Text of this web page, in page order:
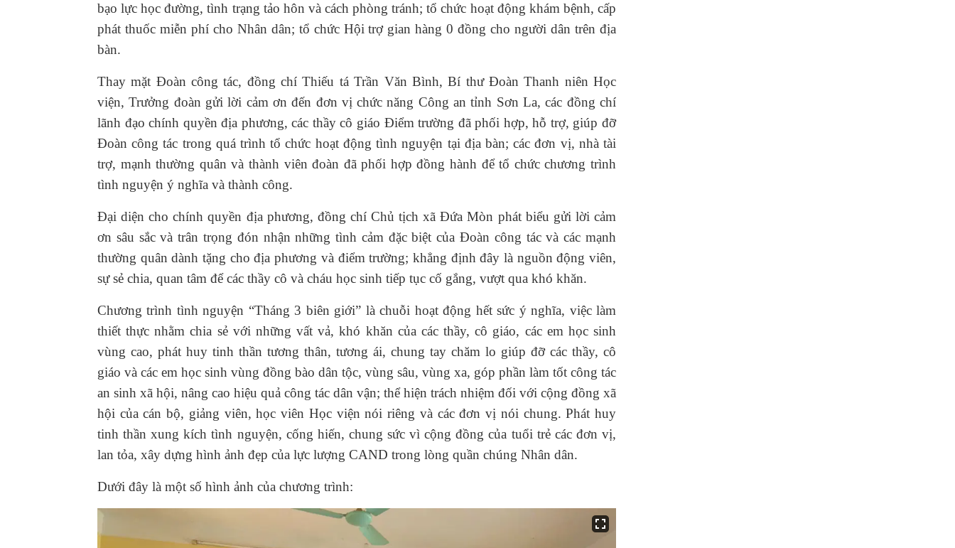
bạo lực học đường, tình trạng tảo hôn và cách phòng tránh; tổ chức hoạt động khám bệnh, cấp
phát thuốc miễn phí cho Nhân dân; tổ chức Hội trợ gian hàng 0 đồng cho người dân trên địa
bàn.
Thay mặt Đoàn công tác, đồng chí Thiếu tá Trần Văn Bình, Bí thư Đoàn Thanh niên Học
viện, Trưởng đoàn gửi lời cảm ơn đến đơn vị chức năng Công an tỉnh Sơn La, các đồng chí
lãnh đạo chính quyền địa phương, các thầy cô giáo Điểm trường đã phối hợp, hỗ trợ, giúp đỡ
Đoàn công tác trong quá trình tổ chức hoạt động tình nguyện tại địa bàn; các đơn vị, nhà tài
trợ, mạnh thường quân và thành viên đoàn đã phối hợp đồng hành để tổ chức chương trình
tình nguyện ý nghĩa và thành công.
Đại diện cho chính quyền địa phương, đồng chí Chủ tịch xã Đứa Mòn phát biểu gửi lời cảm
ơn sâu sắc và trân trọng đón nhận những tình cảm đặc biệt của Đoàn công tác và các mạnh
thường quân dành tặng cho địa phương và điểm trường; khẳng định đây là nguồn động viên,
sự sẻ chia, quan tâm để các thầy cô và cháu học sinh tiếp tục cố gắng, vượt qua khó khăn.
Chương trình tình nguyện “Tháng 3 biên giới” là chuỗi hoạt động hết sức ý nghĩa, việc làm
thiết thực nhằm chia sẻ với những vất vả, khó khăn của các thầy, cô giáo, các em học sinh
vùng cao, phát huy tinh thần tương thân, tương ái, chung tay chăm lo giúp đỡ các thầy, cô
giáo và các em học sinh vùng đồng bào dân tộc, vùng sâu, vùng xa, góp phần làm tốt công tác
an sinh xã hội, nâng cao hiệu quả công tác dân vận; thể hiện trách nhiệm đối với cộng đồng xã
hội của cán bộ, giảng viên, học viên Học viện nói riêng và các đơn vị nói chung. Phát huy
tinh thần xung kích tình nguyện, cống hiến, chung sức vì cộng đồng của tuổi trẻ các đơn vị,
lan tỏa, xây dựng hình ảnh đẹp của lực lượng CAND trong lòng quần chúng Nhân dân.
Dưới đây là một số hình ảnh của chương trình: